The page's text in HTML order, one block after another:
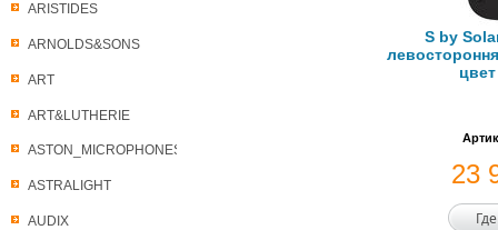
ARISTIDES
ARNOLDS&SONS
ART
ART&LUTHERIE
ASTON_MICROPHONES
ASTRALIGHT
AUDIX
S by
23